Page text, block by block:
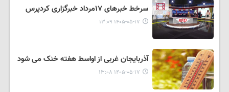
سرخط خبرهای ۱۷مرداد خبرگزاری کردپرس
۱۴۰۵-۰۵-۱۷ ۱۳:۰۹
آذربایجان غربی از اواسط هفته خنک می شود
۱۴۰۵-۰۵-۱۷ ۱۳:۰۸